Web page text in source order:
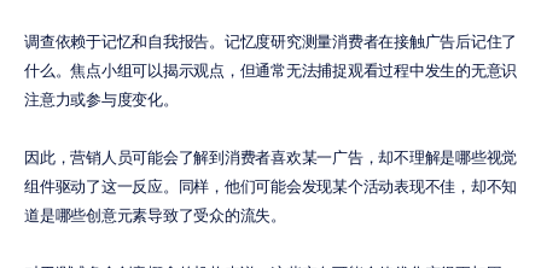
调查依赖于记忆和自我报告。记忆度研究测量消费者在接触广告后记住了
什么。焦点小组可以揭示观点，但通常无法捕捉观看过程中发生的无意识
注意力或参与度变化。
因此，营销人员可能会了解到消费者喜欢某一广告，却不理解是哪些视觉
组件驱动了这一反应。同样，他们可能会发现某个活动表现不佳，却不知
道是哪些创意元素导致了受众的流失。